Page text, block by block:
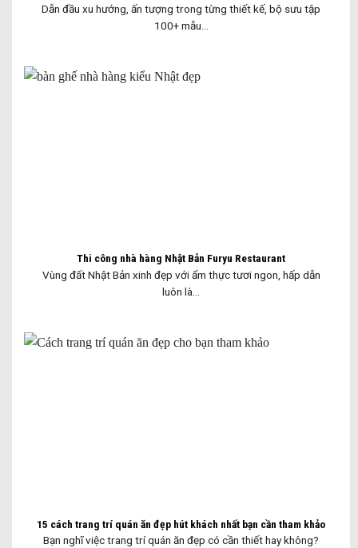
Dẫn đầu xu hướng, ấn tượng trong từng thiết kế, bộ sưu tập
100+ mẫu...
Thi công nhà hàng Nhật Bản Furyu Restaurant
Vùng đất Nhật Bản xinh đẹp với ẩm thực tươi ngon, hấp dẫn
luôn là...
15 cách trang trí quán ăn đẹp hút khách nhất bạn cần tham khảo
Bạn nghĩ việc trang trí quán ăn đẹp có cần thiết hay không?